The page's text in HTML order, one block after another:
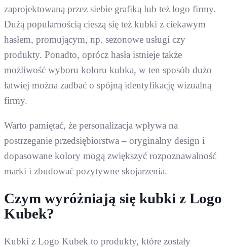
zaprojektowaną przez siebie grafiką lub też logo firmy.
Dużą popularnością cieszą się też kubki z ciekawym
hasłem, promującym, np. sezonowe usługi czy
produkty. Ponadto, oprócz hasła istnieje także
możliwość wyboru koloru kubka, w ten sposób dużo
łatwiej można zadbać o spójną identyfikację wizualną
firmy.
Warto pamiętać, że personalizacja wpływa na
postrzeganie przedsiębiorstwa – oryginalny design i
dopasowane kolory mogą zwiększyć rozpoznawalność
marki i zbudować pozytywne skojarzenia.
Czym wyróżniają się kubki z Logo
Kubek?
Kubki z Logo Kubek to produkty, które zostały